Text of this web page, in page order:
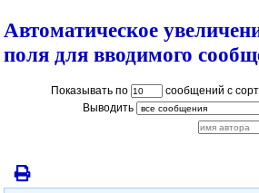
Автоматическое
поля для вводимого
Показывать по сообщений с
Выводить